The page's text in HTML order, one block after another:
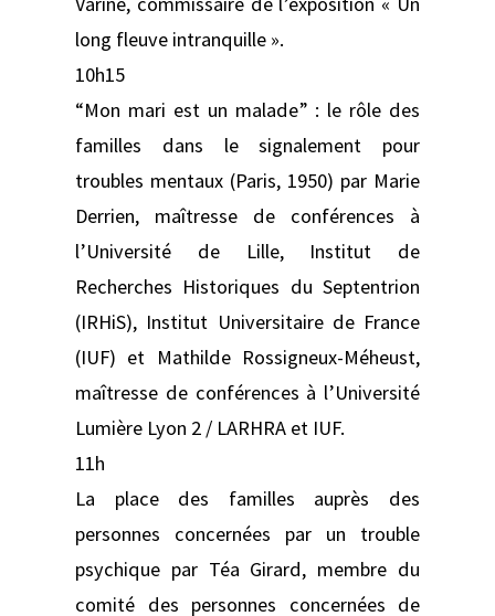
long fleuve intranquille ».
10h15
“Mon mari est un malade” : le rôle des
familles dans le signalement pour
troubles mentaux (Paris, 1950) par Marie
Derrien, maîtresse de conférences à
l’Université de Lille, Institut de
Recherches Historiques du Septentrion
(IRHiS), Institut Universitaire de France
(IUF) et Mathilde Rossigneux-Méheust,
maîtresse de conférences à l’Université
Lumière Lyon 2 / LARHRA et IUF.
11h
La place des familles auprès des
personnes concernées par un trouble
psychique par Téa Girard, membre du
comité des personnes concernées de